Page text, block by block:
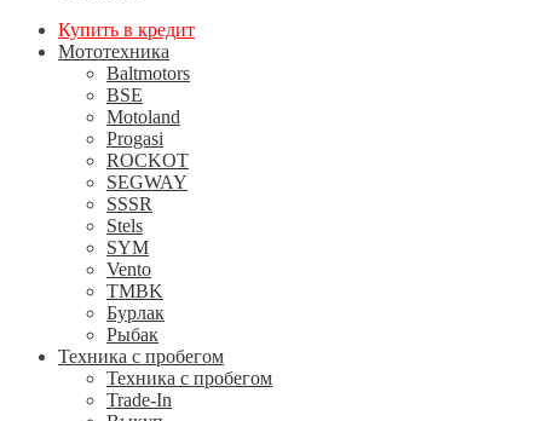
Купить в кредит
Мототехника
Baltmotors
BSE
Motoland
Progasi
ROCKOT
SEGWAY
SSSR
Stels
SYM
Vento
TMBK
Бурлак
Рыбак
Техника с пробегом
Техника с пробегом
Trade-In